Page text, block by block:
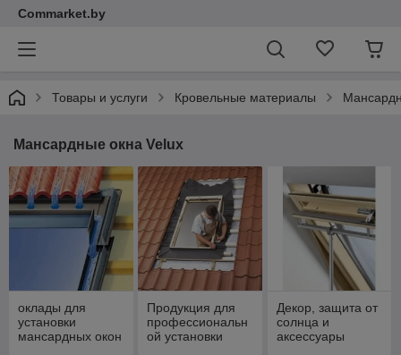
Commarket.by
Товары и услуги Кровельные материалы
Мансардные окна Velux
оклады для
установки
мансардных окон
Продукция для
профессиональн
ой установки
Декор, защита от
солнца и
аксессуары